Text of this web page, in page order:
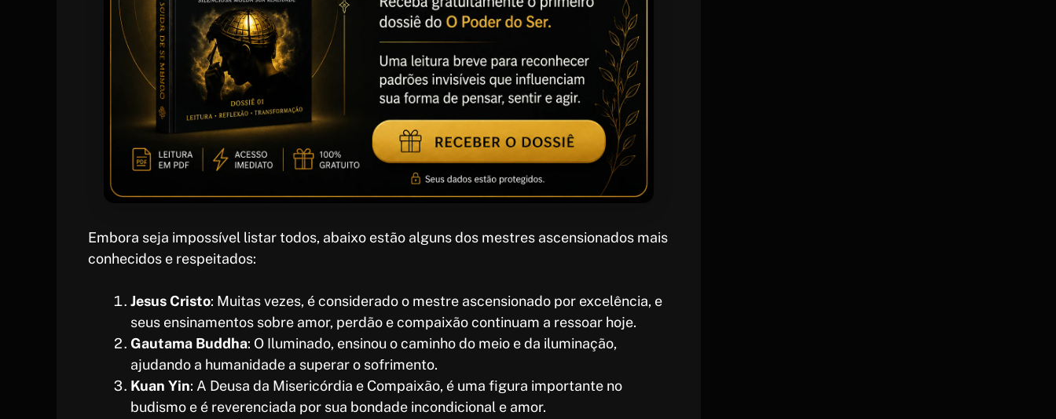
Embora seja impossível listar todos, abaixo estão alguns dos mestres ascensionados mais
conhecidos e respeitados:
Jesus Cristo: Muitas vezes, é considerado o mestre ascensionado por excelência, e
seus ensinamentos sobre amor, perdão e compaixão continuam a ressoar hoje.
Gautama Buddha: O Iluminado, ensinou o caminho do meio e da iluminação,
ajudando a humanidade a superar o sofrimento.
Kuan Yin: A Deusa da Misericórdia e Compaixão, é uma figura importante no
budismo e é reverenciada por sua bondade incondicional e amor.